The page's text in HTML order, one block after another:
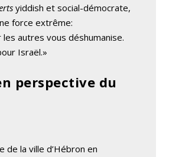
yiddish et social-démocrate,
force extrême:
les autres vous déshumanise.
Israël.»
perspective du
de la ville d’Hébron en